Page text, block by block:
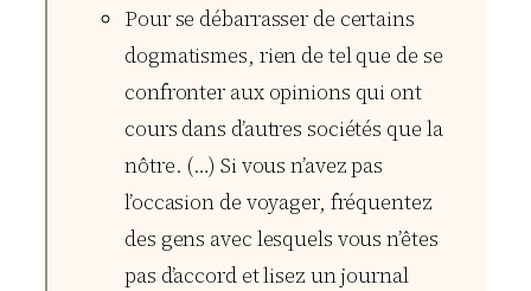
Pour se débarrasser de certains
dogmatismes, rien de tel que de se
confronter aux opinions qui ont
cours dans d’autres sociétés que la
nôtre. (…) Si vous n’avez pas
l’occasion de voyager, fréquentez
des gens avec lesquels vous n’êtes
pas d’accord et lisez un journal